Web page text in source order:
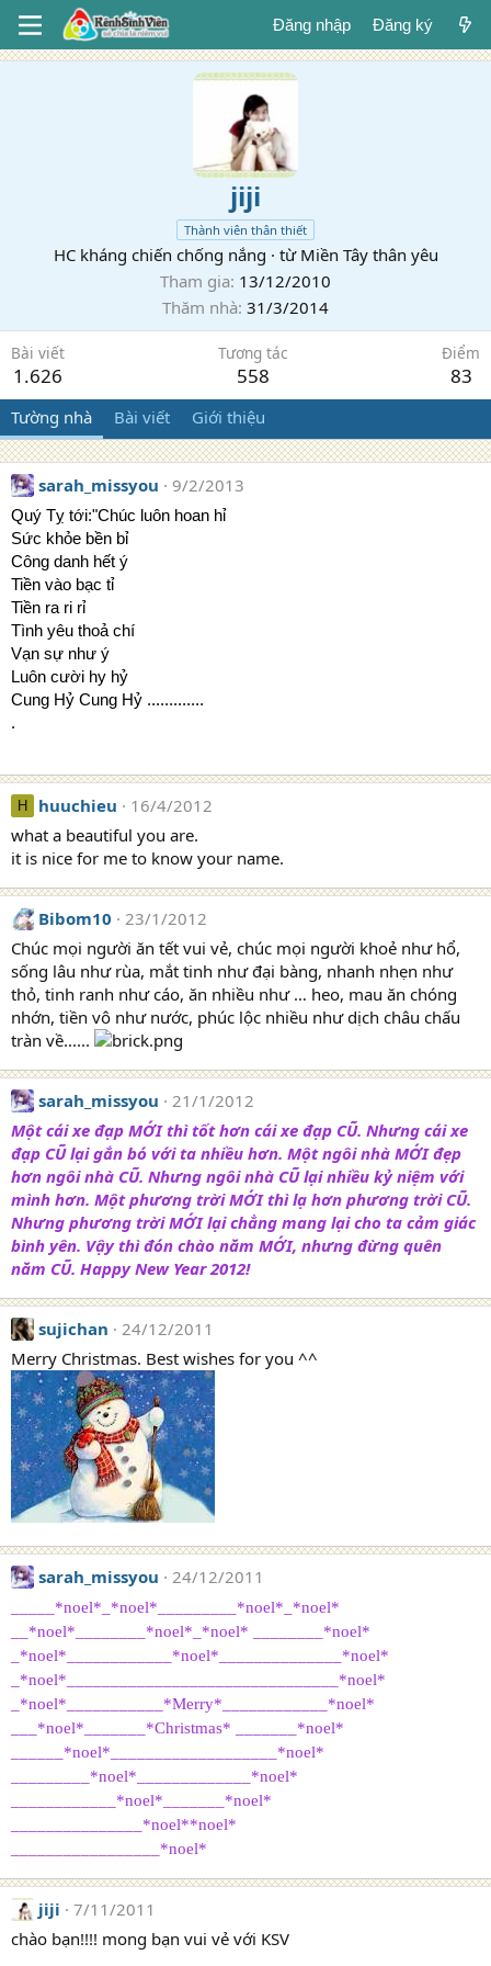
Đăng nhập Đăng ký
jiji
Thành viên thân thiết
HC kháng chiến chống nắng · từ Miền Tây thân yêu
Tham gia 13/12/2010
Thăm nhà 31/3/2014
Bài viết
1.626
Tương tác
558
Điểm
83
Tường nhà Bài viết Giới thiệu
sarah_missyou 9/2/2013
Quý Tỵ tới:"Chúc luôn hoan hỉ
Sức khỏe bền bỉ
Công danh hết ý
Tiền vào bạc tỉ
Tiền ra ri rỉ
Tình yêu thoả chí
Vạn sự như ý
Luôn cười hy hỷ
Cung Hỷ Cung Hỷ .............
.
H huuchieu
16/4/2012
what a beautiful you are.
it is nice for me to know your name.
Bibom10
23/1/2012
Chúc mọi người ăn tết vui vẻ, chúc mọi người khoẻ như hổ,
sống lâu như rùa, mắt tinh như đại bàng, nhanh nhẹn như
thỏ, tinh ranh như cáo, ăn nhiều như … heo, mau ăn chóng
nhớn, tiền vô như nước, phúc lộc nhiều như dịch châu chấu
tràn về......
sarah_missyou
21/1/2012
Một cái xe đạp MỚI thì tốt hơn cái xe đạp CŨ. Nhưng cái xe
đạp CŨ lại gắn bó với ta nhiều hơn. Một ngôi nhà MỚI đẹp
hơn ngôi nhà CŨ. Nhưng ngôi nhà CŨ lại nhiều kỷ niệm với
mình hơn. Một phương trời MỚI thì lạ hơn phương trời CŨ.
Nhưng phương trời MỚI lại chẳng mang lại cho ta cảm giác
bình yên. Vậy thì đón chào năm MỚI, nhưng đừng quên
năm CŨ. Happy New Year 2012!
sujichan
24/12/2011
Merry Christmas. Best wishes for you ^^
sarah_missyou 24/12/2011
_____*noel*_*noel*_________*noel*_*noel*
__*noel*________*noel*_*noel* ________*noel*
_*noel*____________*noel*______________*noel*
_*noel*_______________________________*noel*
_*noel*___________*Merry*____________*noel*
___*noel*_______*Christmas* _______*noel*
______*noel*___________________*noel*
_________*noel*_____________*noel*
____________*noel*_______*noel*
_______________*noel**noel*
_________________*noel*
jiji
7/11/2011
chào bạn!!!! mong bạn vui vẻ với KSV